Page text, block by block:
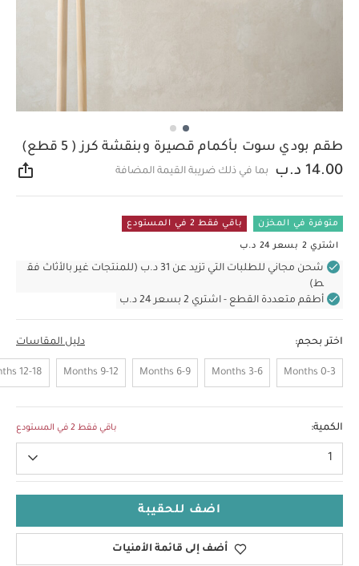
طقم بودي سوت بأكمام قصيرة وبنقشة كرز ( 5 قطع)
14.00 د.ب بما في ذلك ضريبة القيمة المضافة
متوفرة في المخزن باقي فقط 2 في المستودع
اشتري 2 بسعر 24 د.ب
شحن مجاني للطلبات التي تزيد عن 31 د.ب (للمنتجات غير بالأثاث فق
ط)
أطقم متعددة القطع - اشتري 2 بسعر 24 د.ب
اختر بحجم: دليل المقاسات
0-3 Months
3-6 Months
6-9 Months
9-12 Months
12-18 Months
الكمية: باقي فقط 2 في المستودع
1
اضف للحقيبة
أضف إلى قائمة الأمنيات